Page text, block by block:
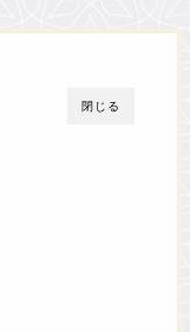
閉じる